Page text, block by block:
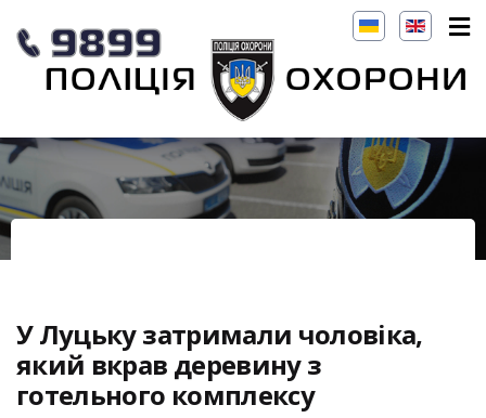
У Луцьку затримали чоловіка,
який вкрав деревину з
готельного комплексу